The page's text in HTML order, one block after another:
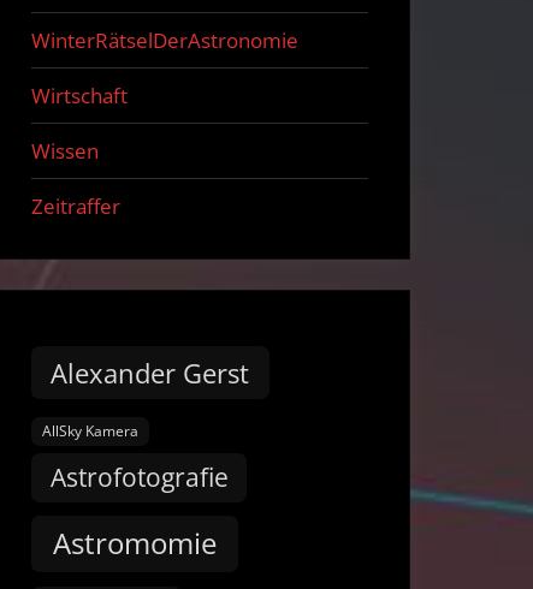
WinterRätselDerAstronomie
Wirtschaft
Wissen
Zeitraffer
Alexander Gerst
AllSky Kamera
Astrofotografie
Astromomie